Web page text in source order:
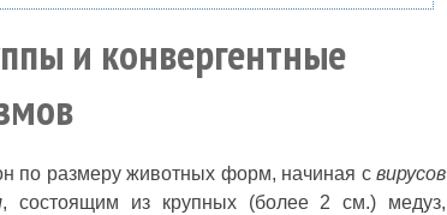
и конвергентные
по размеру животных форм, начиная свирусов
, состоящим из крупных (более 2 см.) медуз,